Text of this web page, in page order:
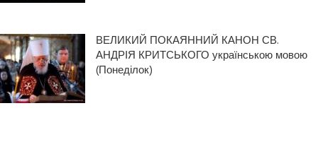
ВЕЛИКИЙ ПОКАЯННИЙ КАНОН СВ.
АНДРІЯ КРИТСЬКОГО українською мовою
(Понеділок)